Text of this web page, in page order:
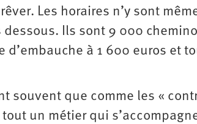
Les horaires n’y sont
Ils sont 9 000
d’embauche à 1 600 euros et
souvent que comme les «
tout un métier qui